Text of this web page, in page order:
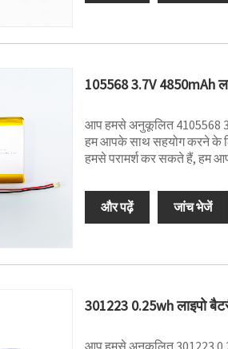
105568 3.7V 4850mAh
आप हमसे अनुकूलित 4105568
हम आपके साथ सहयोग करने के
हमसे परामर्श कर सकते हैं, हम
और पढ़ें जांच भेजें
301223 0.25wh लाइपो